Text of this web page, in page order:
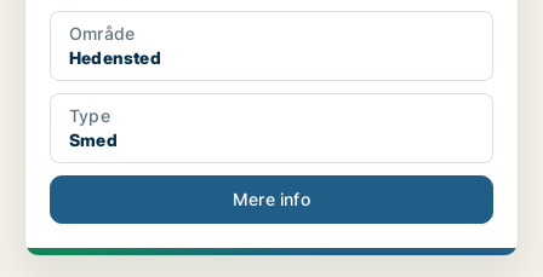
Område
Hedensted
Type
Smed
Mere info